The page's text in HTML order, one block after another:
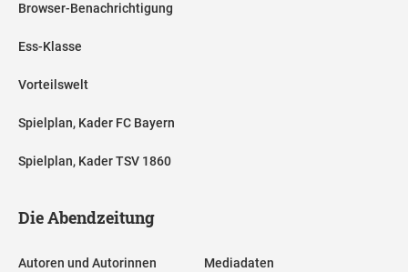
Browser-Benachrichtigung
Ess-Klasse
Vorteilswelt
Spielplan, Kader FC Bayern
Spielplan, Kader TSV 1860
Die Abendzeitung
Autoren und Autorinnen Mediadaten